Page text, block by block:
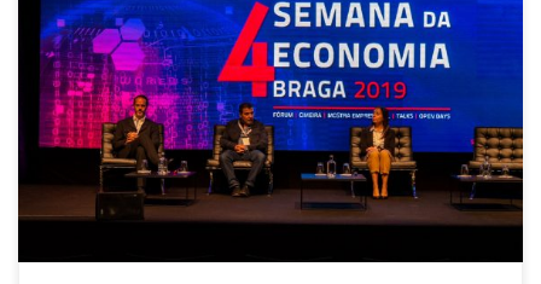
4ª edição teve lugar no Altice Fórum Braga, entre os dias 3 e 7 de junho A 4ª Semana da
Economia abordou este ano o tema central da “Economia e o Talento”. Ao longo da semana
várias iniciativas divulgaram as diversas dinâmicas sectoriais de Braga, pelas quais a
cidade é […]